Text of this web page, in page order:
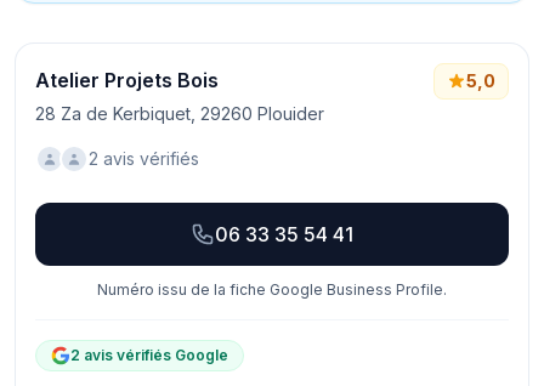
Atelier Projets Bois
28 Za de Kerbiquet, 29260 Plouider
5,0
2 avis vérifiés
06 33 35 54 41
Numéro issu de la fiche Google Business Profile.
2 avis vérifiés Google